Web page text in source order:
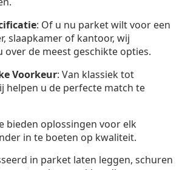
: Of u nu parket wilt voor een
slaapkamer of kantoor, wij
over de meest geschikte opties.
Voorkeur: Van klassiek tot
helpen u de perfecte match te
bieden oplossingen voor elk
in te boeten op kwaliteit.
in parket laten leggen, schuren